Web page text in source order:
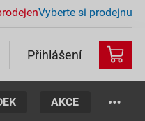
Vyberte si prodejnu
Přihlášení
AKCE